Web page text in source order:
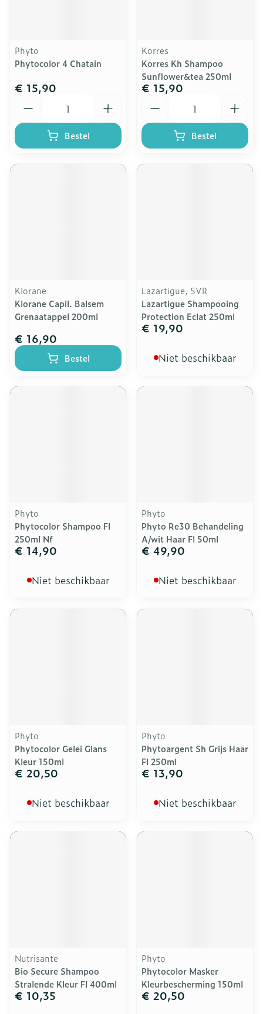
Phyto
Phytocolor 4 Chatain
€ 15,90
Bestel
Korres
Korres Kh Shampoo
Sunflower&tea 250ml
€ 15,90
Bestel
Klorane
Klorane Capil. Balsem
Grenaatappel 200ml
€ 16,90
Bestel
Lazartigue, SVR
Lazartigue Shampooing
Protection Eclat 250ml
€ 19,90
Niet beschikbaar
Phyto
Phytocolor Shampoo Fl
250ml Nf
€ 14,90
Niet beschikbaar
Phyto
Phyto Re30 Behandeling
A/wit Haar Fl 50ml
€ 49,90
Niet beschikbaar
Phyto
Phytocolor Gelei Glans
Kleur 150ml
€ 20,50
Niet beschikbaar
Phyto
Phytoargent Sh Grijs Haar
Fl 250ml
€ 13,90
Niet beschikbaar
Nutrisante
Bio Secure Shampoo
Stralende Kleur Fl 400ml
€ 10,35
Phyto
Phytocolor Masker
Kleurbescherming 150ml
€ 20,50